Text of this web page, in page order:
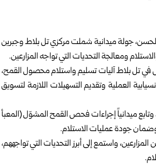
الحسن، جولة ميدانية شملت مركزي تل بلاط وجبرين
ومعالجة التحديات التي تواجه المزارعين.
في تل بلاط آليات تسليم واستلام محصول القمح،
العملية وتقديم التسهيلات اللازمة لتسويق
وتابع ميدانياً إجراءات فحص القمح المشوّل (المعبأ
وضمان جودة عمليات الاستلام.
واستمع إلى أبرز التحديات التي تواجههم،